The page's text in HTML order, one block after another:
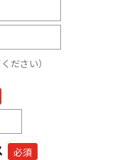
ださい）